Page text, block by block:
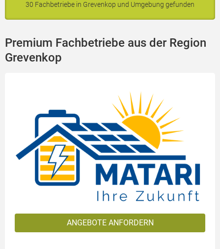
30 Fachbetriebe in Grevenkop und Umgebung gefunden
Premium Fachbetriebe aus der Region
Grevenkop
ANGEBOTE ANFORDERN